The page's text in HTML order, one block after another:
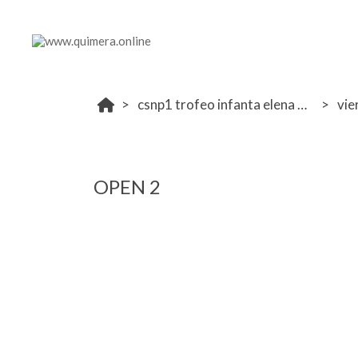
csnp1 trofeo infanta elena 2024
OPEN 2